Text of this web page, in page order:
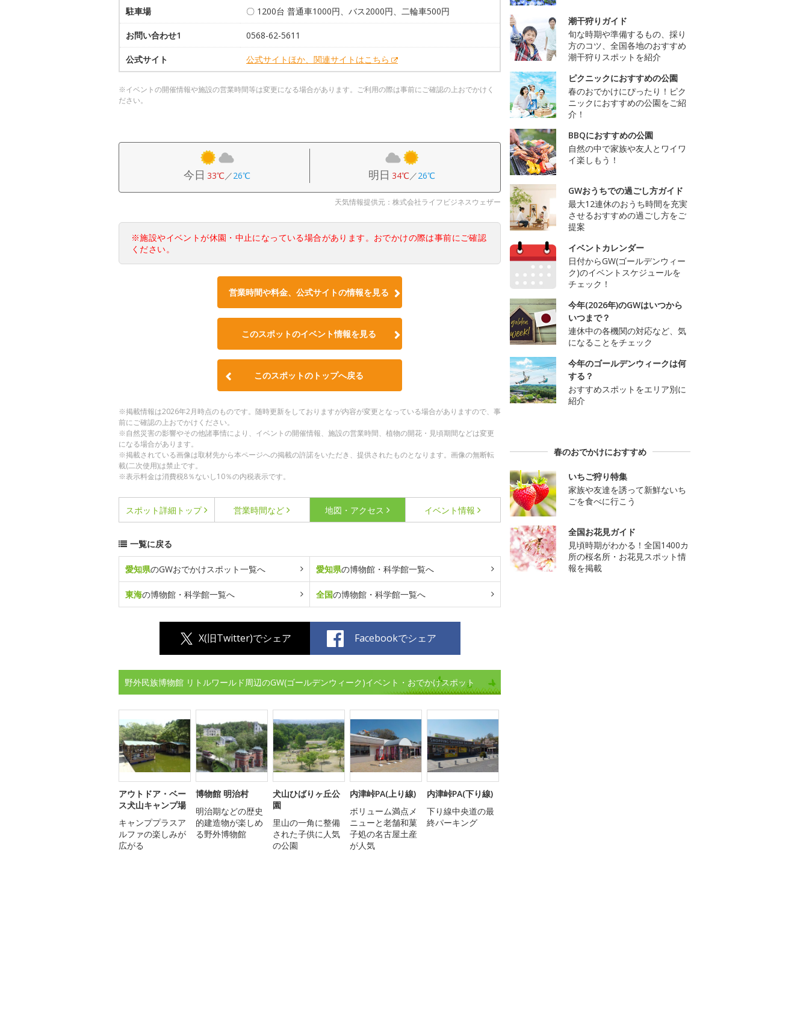
駐車場 〇 1200台 普通車1000円、バス2000円、二輪車500円
お問い合わせ1 0568-62-5611
公式サイト 公式サイトほか、関連サイトはこちら
※イベントの開催情報や施設の営業時間等は変更になる場合があります。ご利用の際は事前にご確認の上おでかけく
ださい。
今日 33℃／26℃ 明日 34℃／26℃
天気情報提供元：株式会社ライフビジネスウェザー
※施設やイベントが休園・中止になっている場合があります。おでかけの際は事前にご確認
ください。
営業時間や料金、公式サイトの情報を見る
このスポットのイベント情報を見る
このスポットのトップへ戻る
※掲載情報は2026年2月時点のものです。随時更新をしておりますが内容が変更となっている場合がありますので、事
前にご確認の上おでかけください。
※自然災害の影響やその他諸事情により、イベントの開催情報、施設の営業時間、植物の開花・見頃期間などは変更
になる場合があります。
※掲載されている画像は取材先から本ページへの掲載の許諾をいただき、提供されたものとなります。画像の無断転
載(二次使用)は禁止です。
※表示料金は消費税8％ないし10％の内税表示です。
スポット詳細 トップ 営業時間など 地図・アクセス イベント情報
一覧に戻る
愛知県のGWおでかけスポット一覧へ 愛知県の博物館・科学館一覧へ
東海の博物館・科学館一覧へ 全国の博物館・科学館一覧へ
X(旧Twitter)でシェア Facebookでシェア
野外民族博物館 リトルワールド周辺のGW(ゴールデンウィーク)イベント・おでかけスポット
アウトドア・ベー
ス犬山キャンプ場
キャンププラスア
ルファの楽しみが
広がる
博物館 明治村
明治期などの歴史
的建造物が楽しめ
る野外博物館
犬山ひばりヶ丘公
園
里山の一角に整備
された子供に人気
の公園
内津峠PA(上り線)
ボリューム満点メ
ニューと老舗和菓
子処の名古屋土産
が人気
内津峠PA(下り線)
下り線中央道の最
終パーキング
潮干狩りガイド
旬な時期や準備するもの、採り
方のコツ、全国各地のおすすめ
潮干狩りスポットを紹介
ピクニックにおすすめの公園
春のおでかけにぴったり！ピク
ニックにおすすめの公園をご紹
介！
BBQにおすすめの公園
自然の中で家族や友人とワイワ
イ楽しもう！
GWおうちでの過ごし方ガイド
最大12連休のおうち時間を充実
させるおすすめの過ごし方をご
提案
イベントカレンダー
日付からGW(ゴールデンウィー
ク)のイベントスケジュールを
チェック！
今年(2026年)のGWはいつから
いつまで？
連休中の各機関の対応など、気
になることをチェック
今年のゴールデンウィークは何
する？
おすすめスポットをエリア別に
紹介
春のおでかけにおすすめ
いちご狩り特集
家族や友達を誘って新鮮ないち
ごを食べに行こう
全国お花見ガイド
見頃時期がわかる！全国1400カ
所の桜名所・お花見スポット情
報を掲載